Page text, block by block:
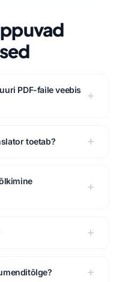
PDF-faile veebis
toetab?